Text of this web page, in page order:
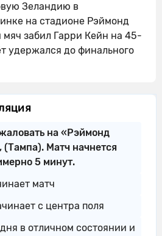
Зеландию в
на стадионе Рэймонд
забил Гарри Кейн на 45-
удержался до финального
на «Рэймонд
Матч начнется
5 минут.
матч
с центра поля
в отличном состоянии и